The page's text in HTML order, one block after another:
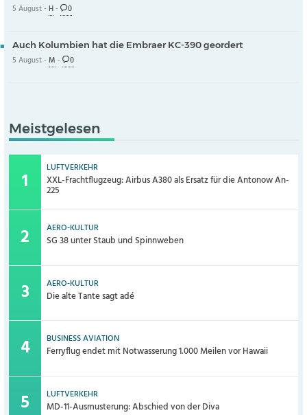
5 August -H- 0
Auch Kolumbien hat die Embraer KC-390 geordert
5 August -M - 0
Meistgelesen
LUFTVERKEHR
XXL-Frachtflugzeug: Airbus A380 als Ersatz für die Antonow An-
225
AERO-KULTUR
SG 38 unter Staub und Spinnweben
AERO-KULTUR
Die alte Tante sagt adé
BUSINESS AVIATION
Ferryflug endet mit Notwasserung 1.000 Meilen vor Hawaii
LUFTVERKEHR
MD-11-Ausmusterung: Abschied von der Diva